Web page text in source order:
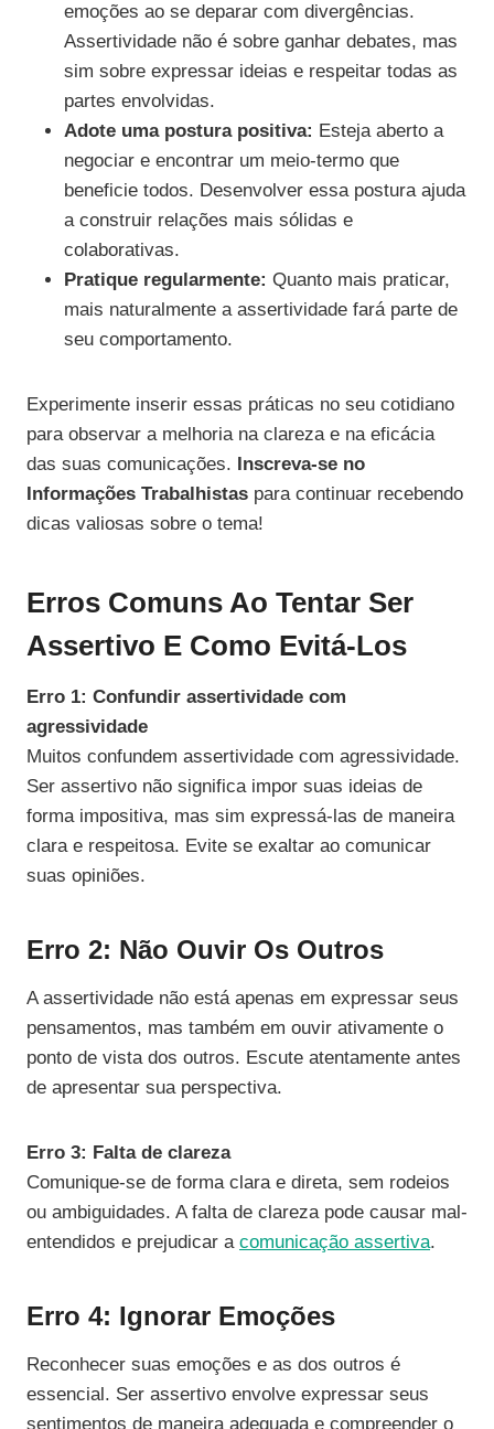
emoções ao se deparar com divergências.
Assertividade não é sobre ganhar debates, mas
sim sobre expressar ideias e respeitar todas as
partes envolvidas.
Adote uma postura positiva: Esteja aberto a
negociar e encontrar um meio-termo que
beneficie todos. Desenvolver essa postura ajuda
a construir relações mais sólidas e
colaborativas.
Pratique regularmente: Quanto mais praticar,
mais naturalmente a assertividade fará parte de
seu comportamento.
Experimente inserir essas práticas no seu cotidiano
para observar a melhoria na clareza e na eficácia
das suas comunicações.
Inscreva-se no
Informações Trabalhistas para continuar recebendo
dicas valiosas sobre o tema!
Erros Comuns Ao Tentar Ser
Assertivo E Como Evitá-Los
Erro 1: Confundir assertividade com
agressividade
Muitos confundem assertividade com agressividade.
Ser assertivo não significa impor suas ideias de
forma impositiva, mas sim expressá-las de maneira
clara e respeitosa. Evite se exaltar ao comunicar
suas opiniões.
Erro 2: Não Ouvir Os Outros
A assertividade não está apenas em expressar seus
pensamentos, mas também em ouvir ativamente o
ponto de vista dos outros. Escute atentamente antes
de apresentar sua perspectiva.
Erro 3: Falta de clareza
Comunique-se de forma clara e direta, sem rodeios
ou ambiguidades. A falta de clareza pode causar mal-
entendidos e prejudicar a comunicação assertiva.
Erro 4: Ignorar Emoções
Reconhecer suas emoções e as dos outros é
essencial. Ser assertivo envolve expressar seus
sentimentos de maneira adequada e compreender o